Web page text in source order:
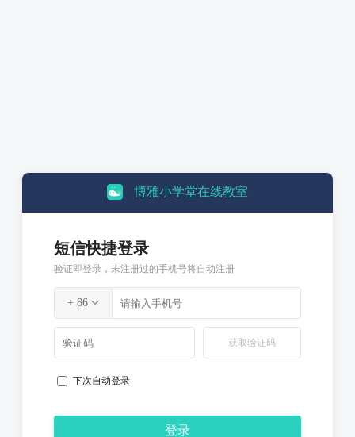
博雅小学堂在线教室
短信快捷登录
验证即登录，未注册过的手机号将自动注册
+ 86
获取验证码
下次自动登录
登录